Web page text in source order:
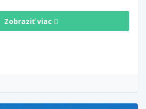
Zobraziť viac